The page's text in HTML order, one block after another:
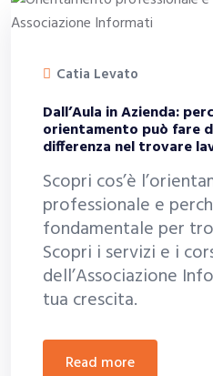
Catia Levato
Dall’Aula in Azienda:
orientamento può fare
differenza nel trovare
Scopri cos’è
professionale e
fondamentale per
Scopri i servizi e i
dell’Associazione
tua crescita.
read more